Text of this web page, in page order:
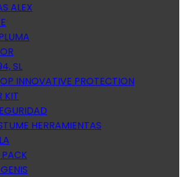
ALEX
SL
INNOVATIVE PROTECTION
KIT
HERRAMIENTAS